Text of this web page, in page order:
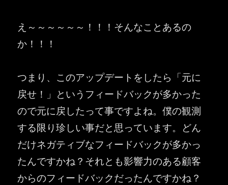
え～～～～～～！！！そんなことあるの
か！！！
つまり、このアップデートをしたら「元に
戻せ！」というフィードバックが多かった
ので元に戻したって事ですよね。僕の観測
する限り珍しい事だと思っています。どん
だけネガティブなフィードバックが多かっ
たんですかね？それとも影響力のある顧客
からのフィードバックだったんですかね？